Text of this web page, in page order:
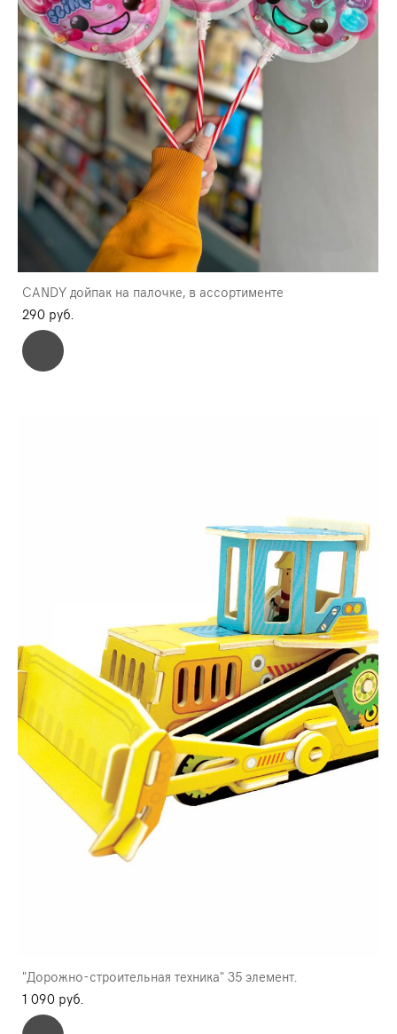
CANDY дойпак на палочке, в ассортименте
290 pуб.
"Дорожно-строительная техника" 35 элемент.
1 090 pуб.